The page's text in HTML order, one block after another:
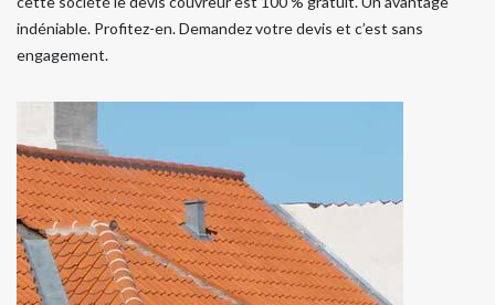
indéniable. Profitez-en. Demandez votre devis et c’est sans
engagement.